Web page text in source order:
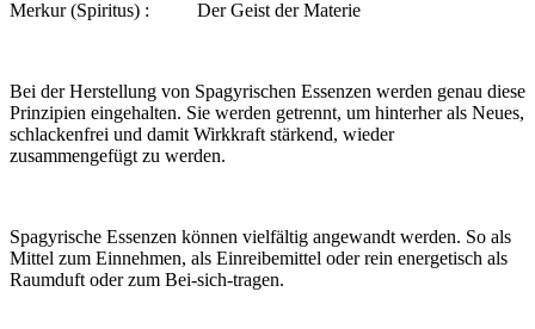
Merkur (Spiritus) : Der Geist der Materie
Bei der Herstellung von Spagyrischen Essenzen werden genau diese
Prinzipien eingehalten. Sie werden getrennt, um hinterher als Neues,
schlackenfrei und damit Wirkkraft stärkend, wieder
zusammengefügt zu werden.
Spagyrische Essenzen können vielfältig angewandt werden. So als
Mittel zum Einnehmen, als Einreibemittel oder rein energetisch als
Raumduft oder zum Bei-sich-tragen.